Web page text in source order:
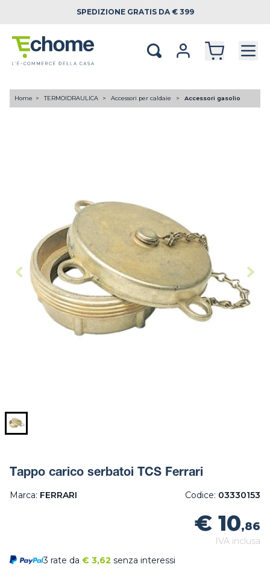
SPEDIZIONE GRATIS DA € 399
Home TERMOIDRAULICA Accessori per caldaie Accessori gasolio
Tappo carico serbatoi TCS Ferrari
Marca: FERRARI Codice: 03330153
€ 10,86
IVA inclusa
3 rate da € 3,62 senza interessi